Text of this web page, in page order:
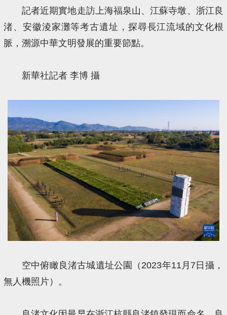
記者近期實地走訪上海福泉山、江蘇寺墩、浙江良
渚、安徽淩家灘等考古遺址，探尋長江流域的文化根
脈，溯源中華文明發展的重要節點。
新華社記者 李博 攝
空中俯瞰良渚古城遺址公園（2023年11月7日攝，
無人機照片）。